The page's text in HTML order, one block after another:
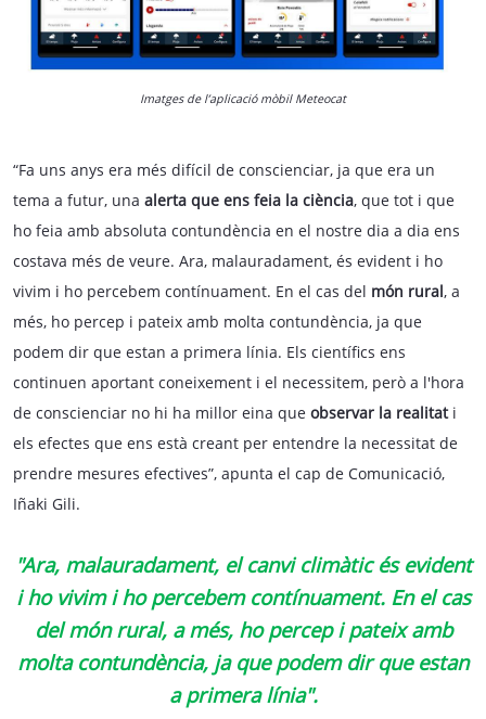
Imatges de l’aplicació mòbil Meteocat
“Fa uns anys era més difícil de conscienciar, ja que era un
tema a futur, una alerta que ens feia la ciència, que tot i que
ho feia amb absoluta contundència en el nostre dia a dia ens
costava més de veure. Ara, malauradament, és evident i ho
vivim i ho percebem contínuament. En el cas del món rural, a
més, ho percep i pateix amb molta contundència, ja que
podem dir que estan a primera línia. Els científics ens
continuen aportant coneixement i el necessitem, però a l'hora
de conscienciar no hi ha millor eina que observar la realitati
els efectes que ens està creant per entendre la necessitat de
prendre mesures efectives”, apunta el cap de Comunicació,
Iñaki Gili.
"Ara, malauradament, el canvi climàtic és evident
i ho vivim i ho percebem contínuament. En el cas
del món rural, a més, ho percep i pateix amb
molta contundència, ja que podem dir que estan
a primera línia".